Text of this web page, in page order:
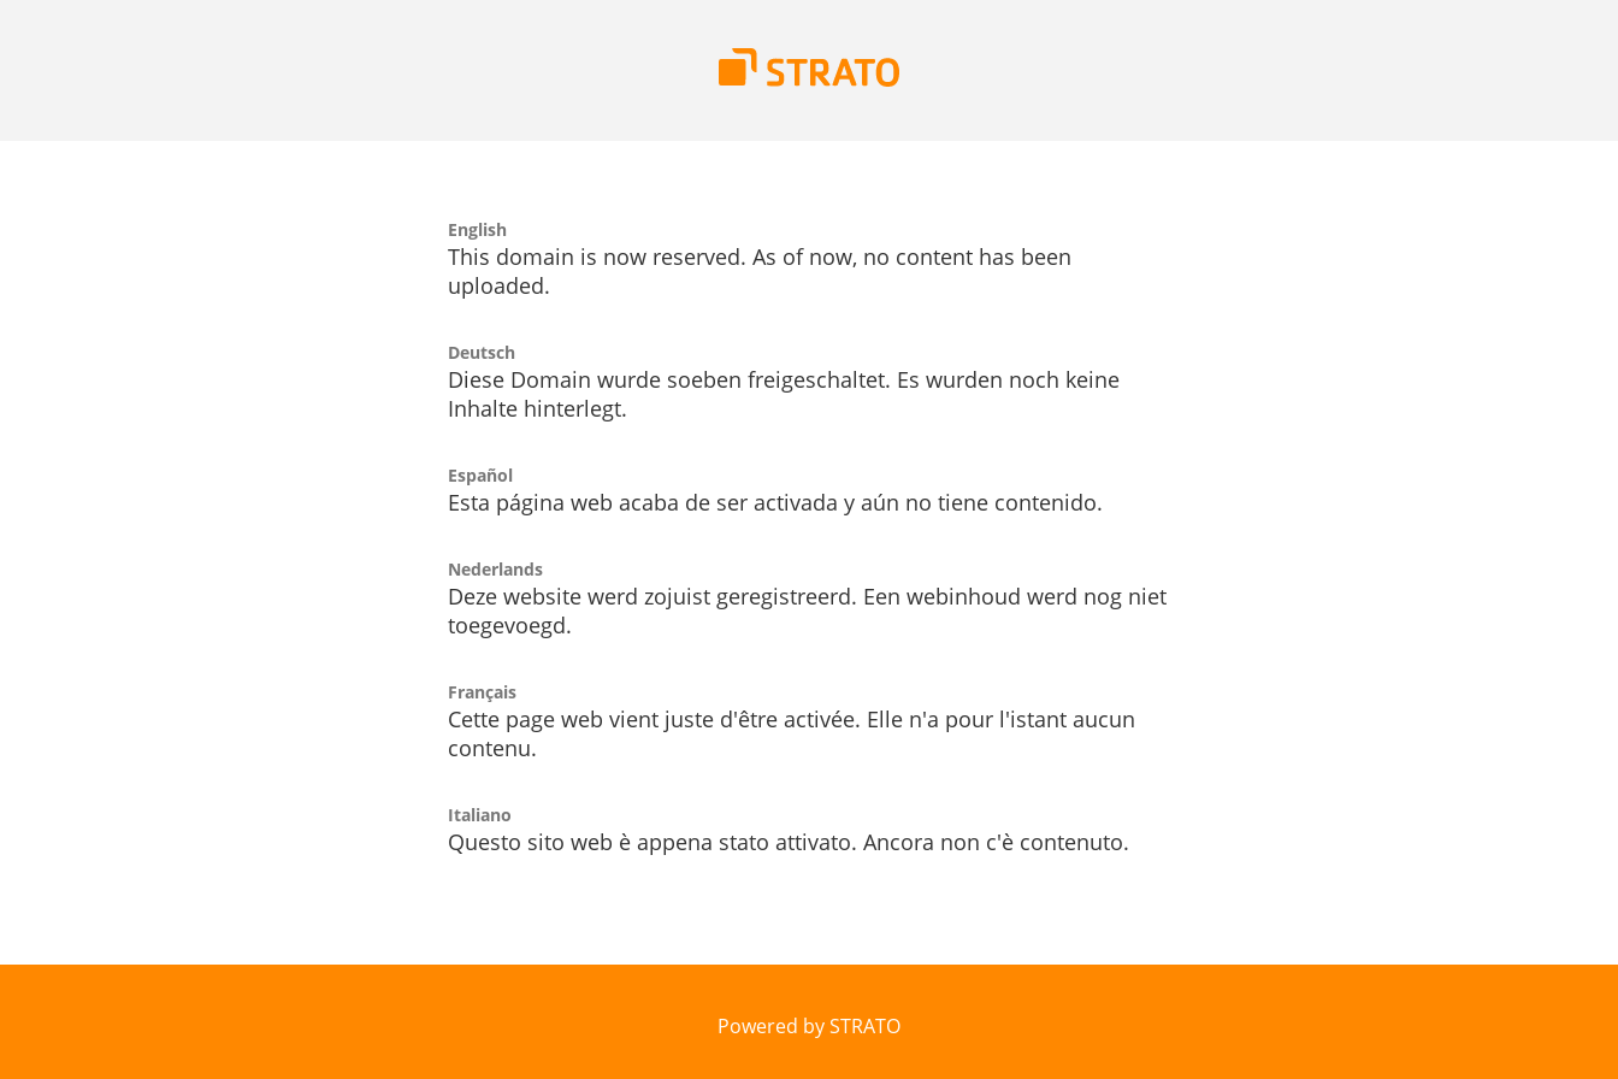
English
This domain is now reserved. As of now, no content has been
uploaded.
Deutsch
Diese Domain wurde soeben freigeschaltet. Es wurden noch keine
Inhalte hinterlegt.
Español
Esta página web acaba de ser activada y aún no tiene contenido.
Nederlands
Deze website werd zojuist geregistreerd. Een webinhoud werd nog niet
toegevoegd.
Français
Cette page web vient juste d'être activée. Elle n'a pour l'istant aucun
contenu.
Italiano
Questo sito web è appena stato attivato. Ancora non c'è contenuto.
Powered by STRATO